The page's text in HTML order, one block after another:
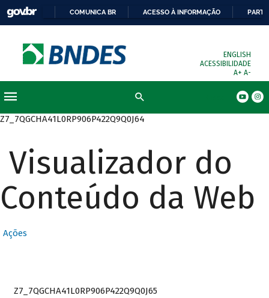
COMUNICA BR ACESSO À INFORMAÇÃO
ENGLISH
ACESSIBILIDADE
A+ A-
Z7_7QGCHA41L0RP906P422Q9Q0J64
Visualizador do
Conteúdo da Web
Ações
Z7_7QGCHA41L0RP906P422Q9Q0J65